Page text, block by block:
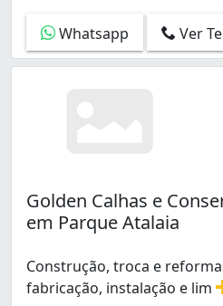
Whatsapp Ver
Golden Calhas e
em Parque Atalaia
Construção, troca e
fabricação, instalação e lim